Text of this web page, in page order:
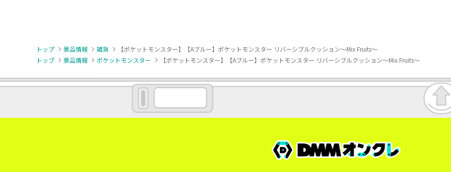
トップ 景品情報 雑貨
【ポケットモンスター】【Aブルー】ポケットモンスター リバーシブルクッション～Mix Fruits～
トップ
景品情報 ポケットモンスター 【ポケットモンスター】【Aブルー】ポケットモンスター リバーシブルクッション～Mix Fruits～